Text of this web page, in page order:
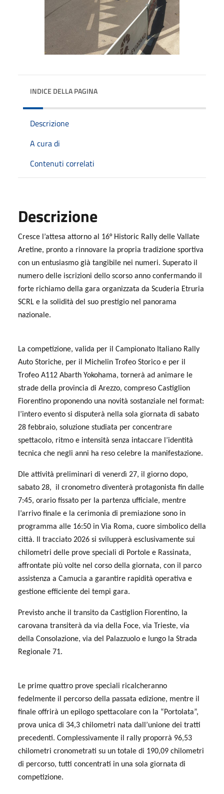
INDICE DELLA PAGINA
Descrizione
A cura di
Contenuti correlati
Descrizione
Cresce l’attesa attorno al 16° Historic Rally delle Vallate
Aretine, pronto a rinnovare la propria tradizione sportiva
con un entusiasmo già tangibile nei numeri. Superato il
numero delle iscrizioni dello scorso anno confermando il
forte richiamo della gara organizzata da Scuderia Etruria
SCRL e la solidità del suo prestigio nel panorama
nazionale.
La competizione, valida per il Campionato Italiano Rally
Auto Storiche, per il Michelin Trofeo Storico e per il
Trofeo A112 Abarth Yokohama, tornerà ad animare le
strade della provincia di Arezzo, compreso Castiglion
Fiorentino proponendo una novità sostanziale nel format:
l’intero evento si disputerà nella sola giornata di sabato
28 febbraio, soluzione studiata per concentrare
spettacolo, ritmo e intensità senza intaccare l’identità
tecnica che negli anni ha reso celebre la manifestazione.
Dle attività preliminari di venerdì 27, il giorno dopo,
sabato 28,
il cronometro diventerà protagonista fin dalle
7:45, orario fissato per la partenza ufficiale, mentre
l’arrivo finale e la cerimonia di premiazione sono in
programma alle 16:50 in Via Roma, cuore simbolico della
città. Il tracciato 2026 si svilupperà esclusivamente sui
chilometri delle prove speciali di Portole e Rassinata,
affrontate più volte nel corso della giornata, con il parco
assistenza a Camucia a garantire rapidità operativa e
gestione efficiente dei tempi gara.
Previsto anche il transito da Castiglion Fiorentino, la
carovana transiterà da via della Foce, via Trieste, via
della Consolazione, via del Palazzuolo e lungo la Strada
Regionale 71.
Le prime quattro prove speciali ricalcheranno
fedelmente il percorso della passata edizione, mentre il
finale offrirà un epilogo spettacolare con la “Portolata”,
prova unica di 34,3 chilometri nata dall’unione dei tratti
precedenti. Complessivamente il rally proporrà 96,53
chilometri cronometrati su un totale di 190,09 chilometri
di percorso, tutti concentrati in una sola giornata di
competizione.